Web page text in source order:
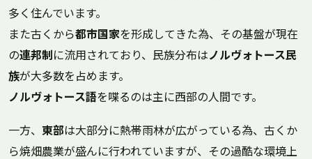
多く住んでいます。
また古くから都市国家を形成してきた為、その基盤が現在
の連邦制 に流用されており、民族分布はノルヴォトース民
族が大多数を占めます。
ノルヴォトース語を喋るのは主に西部の人間です。
一方、 東部は大部分に熱帯雨林が広がっている為、古くか
ら焼畑農業が盛んに行われていますが、その過酷な環境上